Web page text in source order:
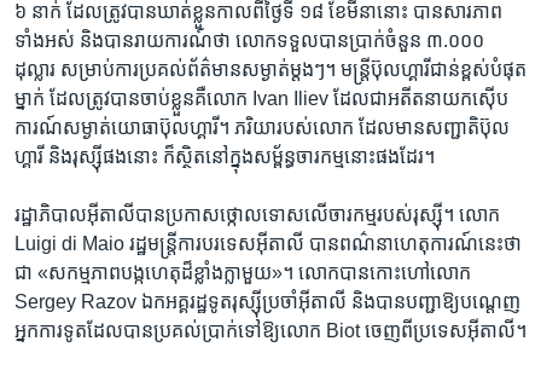
៦ នាក់ ដែល​ត្រូវ​បាន​ឃាត់​ខ្លួន​កាលពី​ថ្ងៃទី ១៨ ខែមីនា​នោះ​ បាន​សារភាព​
ទាំង​អស់ និងបានរាយការណ៍​ថា ​លោក​ទទួល​បាន​ប្រាក់​ចំនួន​ ៣.០០០
ដុល្លារ​ សម្រាប់​ការ​ប្រគល់​ព័ត៌មាន​សម្ងាត់​ម្តងៗ។ មន្ត្រី​ប៊ុលហ្គារី​ជាន់​ខ្ពស់​បំផុត​
ម្នាក់ ដែល​ត្រូវ​បាន​ចាប់​ខ្លួន​គឺ​លោក Ivan Iliev ដែល​ជា​អតីត​នាយក​ស៊ើប
ការណ៍​សម្ងាត់​យោធា​ប៊ុលហ្គារី។ ភរិយា​របស់​លោក ដែល​មាន​សញ្ជាតិ​ប៊ុល
ហ្គារី និង​រុស្ស៊ីផង​នោះ ​ក៏​ស្ថិត​នៅ​ក្នុង​សម្ព័ន្ធ​ចារកម្ម​នោះ​ផង​ដែរ។
រដ្ឋាភិបាល​អ៊ីតាលី​បាន​ប្រកាស​ថ្កោល​ទោស​លើ​ចារកម្ម​របស់​រុស្ស៊ី។ លោក
Luigi di Maio រដ្ឋមន្ត្រី​ការបរទេស​អ៊ីតាលី បាន​ពណ៌នា​ហេតុការណ៍​នេះ​ថា​
ជា «សកម្មភាព​បង្ក​ហេតុ​ដ៏​ខ្លាំងក្លា​មួយ»។ លោក​បាន​កោះ​ហៅ​លោក
Sergey Razov ឯកអគ្គរដ្ឋទូត​រុស្ស៊ីប្រចាំ​អ៊ីតាលី ​និង​បាន​បញ្ជា​ឱ្យ​បណ្តេញ​
អ្នក​ការទូត​ដែល​បាន​ប្រគល់​ប្រាក់​ទៅ​ឱ្យ​លោក Biot ចេញ​ពី​ប្រទេស​អ៊ីតាលី។​